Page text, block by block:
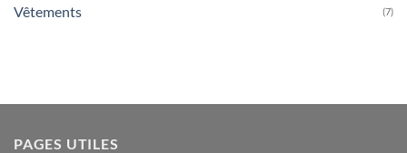
Vêtements (7)
PAGES UTILES